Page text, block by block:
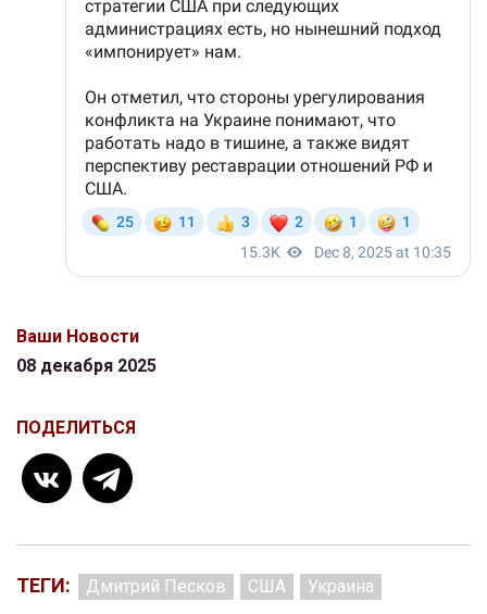
Ваши Новости
08 декабря 2025
ПОДЕЛИТЬСЯ
ТЕГИ: Дмитрий Песков США Украина